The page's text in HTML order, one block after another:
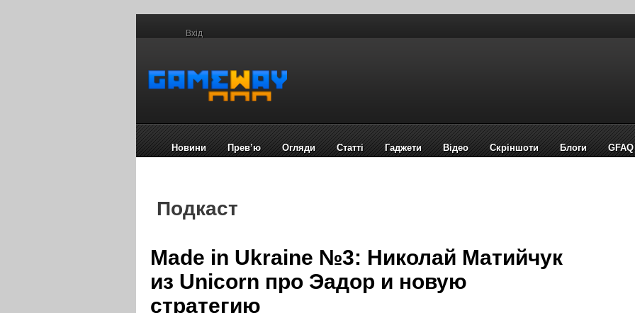
Вхід
Новини Прев’ю Огляди Статті Гаджети Відео Cкріншоти Блоги GFAQ
Подкаст
Made in Ukraine №3: Николай Матийчук
из Unicorn про Эадор и новую
стратегию